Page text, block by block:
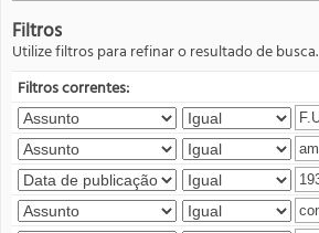
Filtros
Utilize filtros para refinar o resultado de busca.
Filtros correntes: